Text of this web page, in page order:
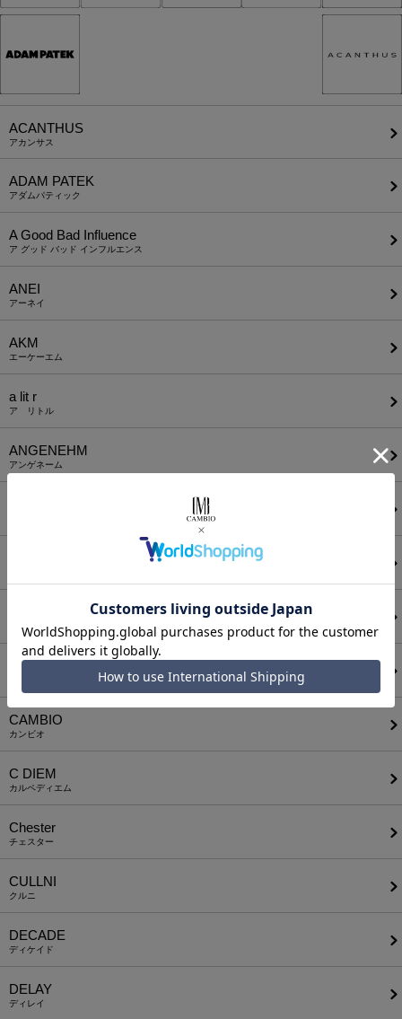
ACANTHUS
アカンサス
ADAM PATEK
アダムパティック
A Good Bad Influence
ア グッド バッド インフルエンス
ANEI
アーネイ
AKM
エーケーエム
a lit r
ア リトル
ANGENEHM
アンゲネーム
BODYSONG.
ボディソング
CALL&RESPONSE
コールアンドレスポンス
CAMBIO
カンビオ
C DIEM
カルペディエム
Chester
チェスター
CULLNI
クルニ
DECADE
ディケイド
DELAY
ディレイ